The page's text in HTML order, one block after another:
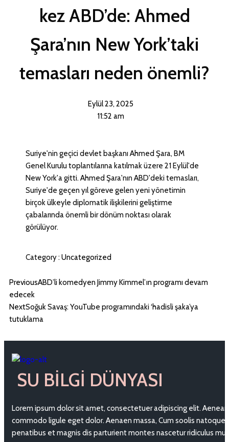
kez ABD’de: Ahmed
Şara’nın New York’taki
temasları neden önemli?
Eylül 23, 2025
11:52 am
Suriye'nin geçici devlet başkanı Ahmed Şara, BM
Genel Kurulu toplantılarına katılmak üzere 21 Eylül'de
New York'a gitti. Ahmed Şara'nın ABD'deki temasları,
Suriye'de geçen yıl göreve gelen yeni yönetimin
birçok ülkeyle diplomatik ilişkilerini geliştirme
çabalarında önemli bir dönüm noktası olarak
görülüyor.
Category : Uncategorized
PreviousABD’li komedyen Jimmy Kimmel’ın programı devam
edecek
NextSoğuk Savaş: YouTube programındaki ‘hadisli şaka’ya
tutuklama
SU BILGI DÜNYASI
Lorem ipsum dolor sit amet, consectetuer adipiscing elit. Aenean
commodo ligule eget dolor. Aenaen massa, Cum soolis natoque
penatibus et magnis dis parturient montes nascetur ridiculus mus